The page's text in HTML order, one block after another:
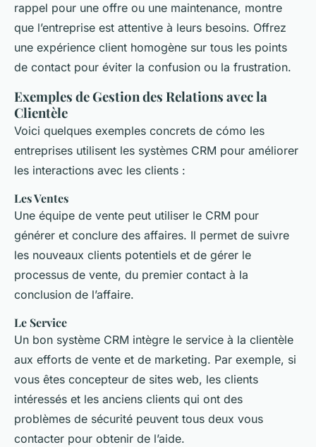
rappel pour une offre ou une maintenance, montre
que l’entreprise est attentive à leurs besoins. Offrez
une expérience client homogène sur tous les points
de contact pour éviter la confusion ou la frustration.
Exemples de Gestion des Relations avec la
Clientèle
Voici quelques exemples concrets de cómo les
entreprises utilisent les systèmes CRM pour améliorer
les interactions avec les clients :
Les Ventes
Une équipe de vente peut utiliser le CRM pour
générer et conclure des affaires. Il permet de suivre
les nouveaux clients potentiels et de gérer le
processus de vente, du premier contact à la
conclusion de l’affaire.
Le Service
Un bon système CRM intègre le service à la clientèle
aux efforts de vente et de marketing. Par exemple, si
vous êtes concepteur de sites web, les clients
intéressés et les anciens clients qui ont des
problèmes de sécurité peuvent tous deux vous
contacter pour obtenir de l’aide.